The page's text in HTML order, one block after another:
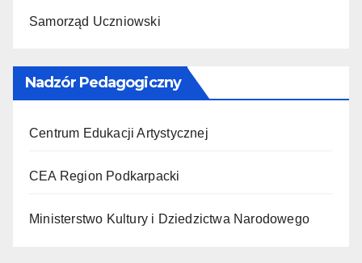
Samorząd Uczniowski
Nadzór Pedagogiczny
Centrum Edukacji Artystycznej
CEA Region Podkarpacki
Ministerstwo Kultury i Dziedzictwa Narodowego